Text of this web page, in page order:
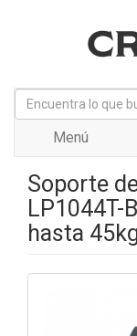
Menú
Soporte
LP1044T-
hasta